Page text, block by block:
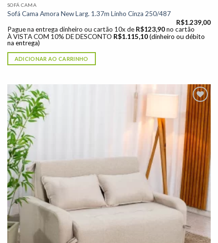
SOFÁ CAMA
Sofá Cama Amora New Larg. 1.37m Linho Cinza 250/487
R$1.239,00
Pague na entrega dinheiro ou cartão 10x de R$123,90 no cartão
À VISTA COM 10% DE DESCONTO R$1.115,10 (dinheiro ou débito
na entrega)
ADICIONAR AO CARRINHO
Adicionar
à lista de
desejos"